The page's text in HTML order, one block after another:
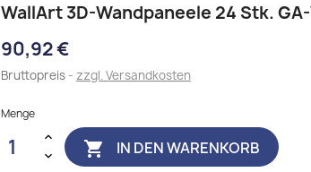
WallArt 3D-Wandpaneele 24 Stk.
90,92 €
Bruttopreis zzgl. Versandkosten
Menge
 IN DEN WARENKORB